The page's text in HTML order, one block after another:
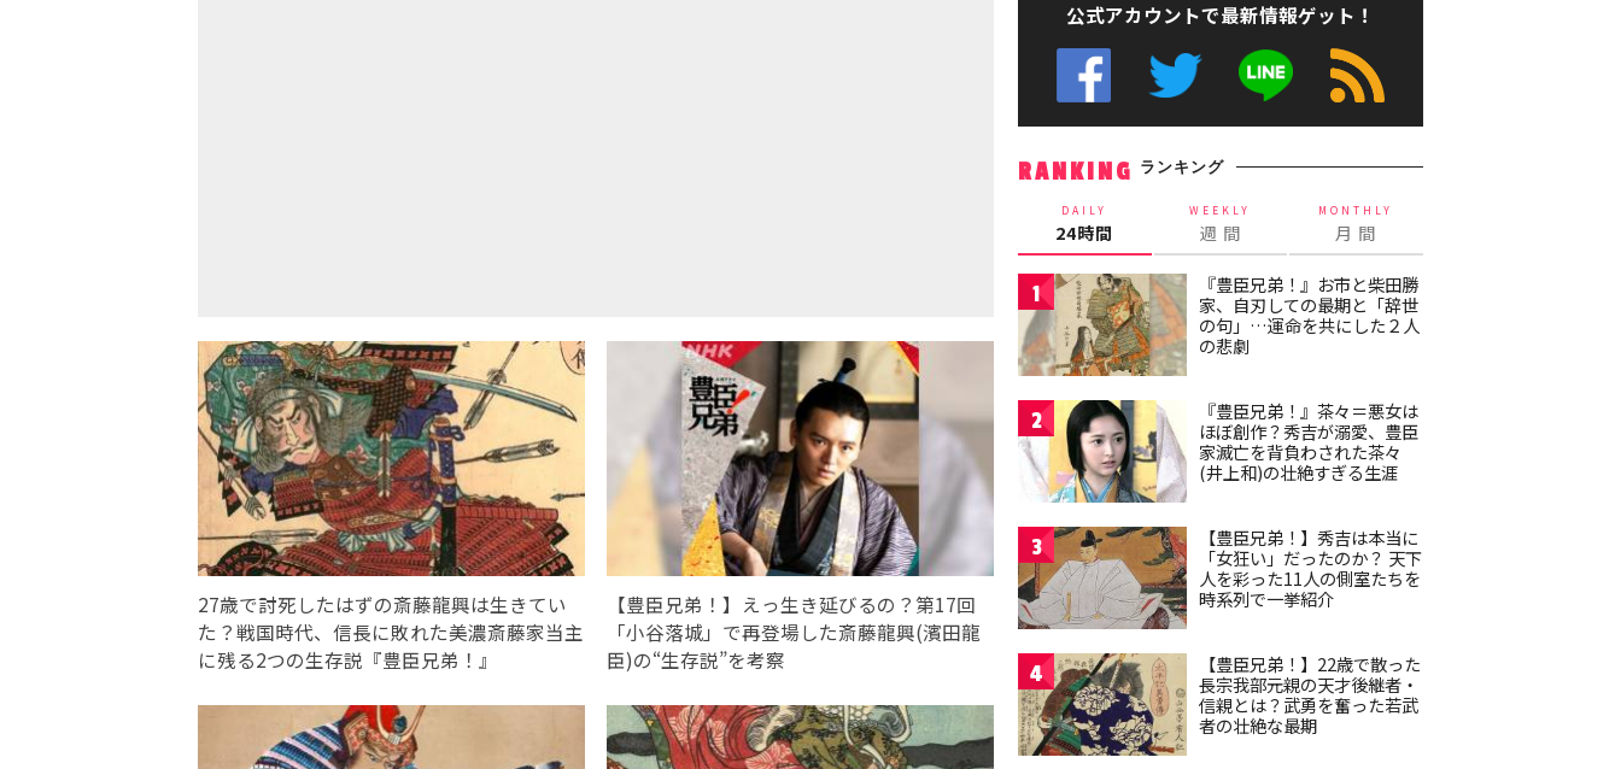
27歳で討死したはずの斎藤龍興は生きてい
た？戦国時代、信長に敗れた美濃斎藤家当主
に残る2つの生存説『豊臣兄弟！』
【豊臣兄弟！】えっ生き延びるの？第17回
「小谷落城」で再登場した斎藤龍興(濱田龍
臣)の“生存説”を考察
公式アカウントで最新情報ゲット！
RANKING ランキング
DAILY
24時間
WEEKLY
週 間
MONTHLY
月 間
1
『豊臣兄弟！』お市と柴田勝
家、自刃しての最期と「辞世
の句」…運命を共にした２人
の悲劇
2
『豊臣兄弟！』茶々＝悪女は
ほぼ創作？秀吉が溺愛、豊臣
家滅亡を背負わされた茶々
(井上和)の壮絶すぎる生涯
3
【豊臣兄弟！】秀吉は本当に
「女狂い」だったのか？ 天下
人を彩った11人の側室たちを
時系列で一挙紹介
4
【豊臣兄弟！】22歳で散った
長宗我部元親の天才後継者・
信親とは？武勇を奮った若武
者の壮絶な最期